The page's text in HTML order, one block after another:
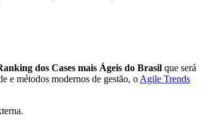
dos Cases mais Ágeis do Brasil que será
e métodos modernos de gestão, o Agile Trends